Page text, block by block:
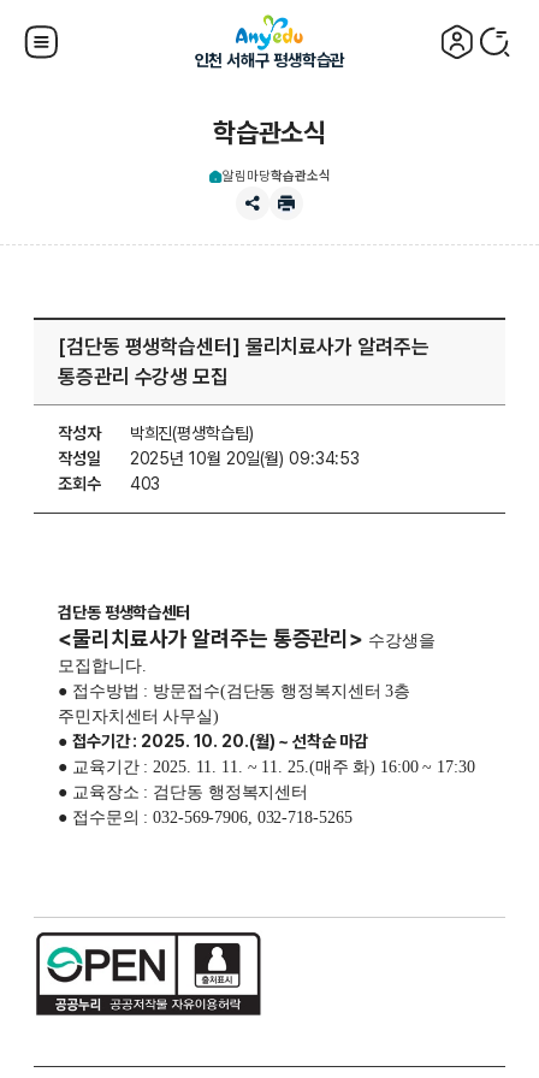
인천 서해구 평생학습관
학습관소식
알림마당학습관소식
[검단동 평생학습센터] 물리치료사가 알려주는
통증관리 수강생 모집
작성자
박희진(평생학습팀)
작성일
2025년 10월 20일(월) 09:34:53
조회수
403
검단동 평생학습센터
<물리치료사가 알려주는 통증관리> 수강생을
모집합니다.
● 접수방법 : 방문접수(검단동 행정복지센터 3층
주민자치센터 사무실)
● 접수기간 : 2025. 10. 20.(월) ~ 선착순 마감
● 교육기간 : 2025. 11. 11. ~ 11. 25.(매주 화) 16:00 ~ 17:30
● 교육장소 : 검단동 행정복지센터
● 접수문의 : 032-569-7906, 032-718-5265